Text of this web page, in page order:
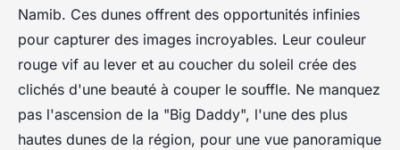
Namib. Ces dunes offrent des opportunités infinies
pour capturer des images incroyables. Leur couleur
rouge vif au lever et au coucher du soleil crée des
clichés d'une beauté à couper le souffle. Ne manquez
pas l'ascension de la "Big Daddy", l'une des plus
hautes dunes de la région, pour une vue panoramique